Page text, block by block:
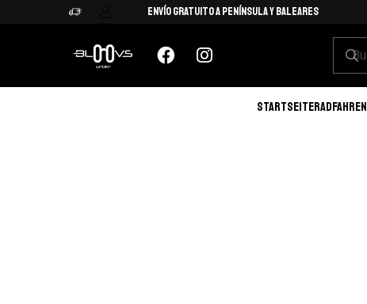
Envío Gratuito a Península y Baleares
STARTSEITERADFAHREN